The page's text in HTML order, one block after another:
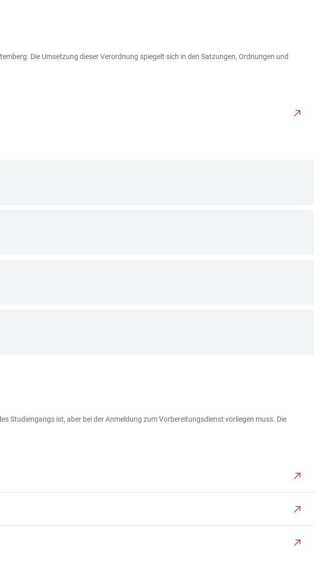
Die Umsetzung dieser Verordnung spiegelt sich in den Satzungen, Ordnungen und
Studiengangs ist, aber bei der Anmeldung zum Vorbereitungsdienst vorliegen muss. Die